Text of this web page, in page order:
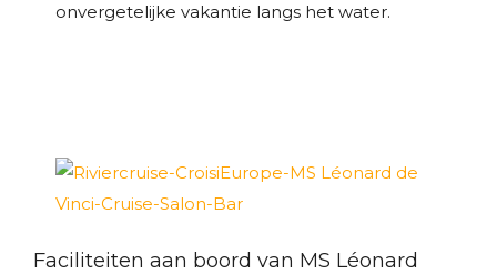
onvergetelijke vakantie langs het water.
Faciliteiten aan boord van MS Léonard